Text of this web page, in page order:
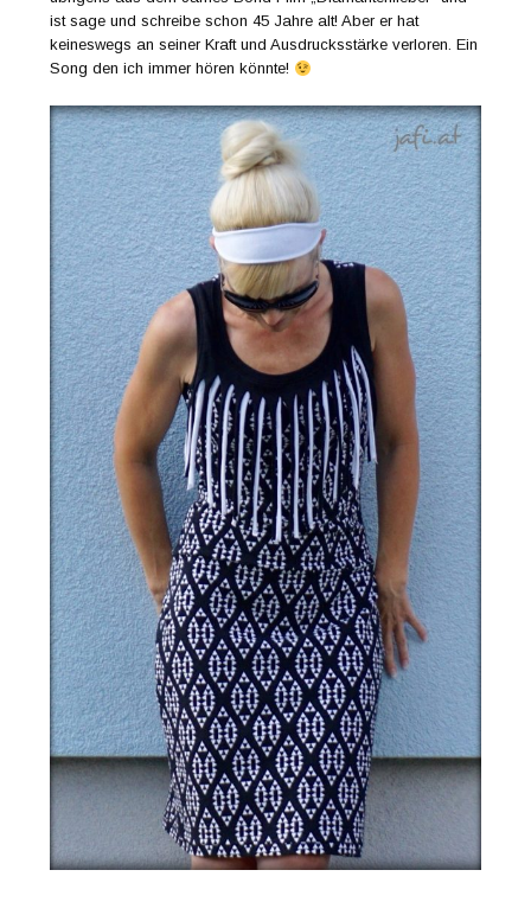
ist sage und schreibe schon 45 Jahre alt! Aber er hat
keineswegs an seiner Kraft und Ausdrucksstärke verloren. Ein
Song den ich immer hören könnte!